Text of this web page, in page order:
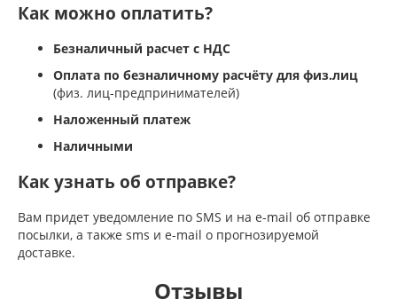
Как можно оплатить?
Безналичный расчет с НДС
Оплата по безналичному расчёту для физ.лиц
(физ. лиц-предпринимателей)
Наложенный платеж
Наличными
Как узнать об отправке?
Вам придет уведомление по SMS и на e-mail об отправке
посылки, а также sms и e-mail о прогнозируемой
доставке.
Отзывы